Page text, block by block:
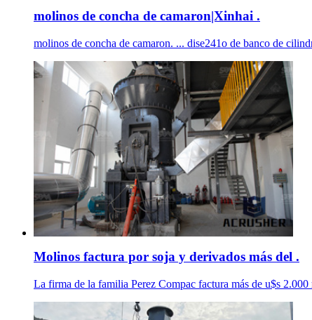
molinos de concha de camaron|Xinhai .
molinos de concha de camaron. ... dise241o de banco de
Molinos factura por soja y derivados más del .
La firma de la familia Perez Compac factura más de u$s